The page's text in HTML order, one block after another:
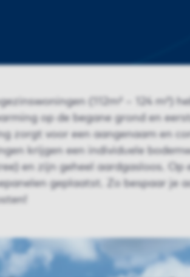
(112m² – 124 m²)
op de begane grond en
zorgt voor een aangenaam en
krijgen een individuele
en zijn geheel aardgasloos. Op
geplaatst. Zo bespaar je